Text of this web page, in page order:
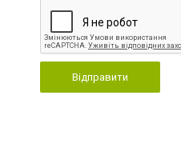
Відправити